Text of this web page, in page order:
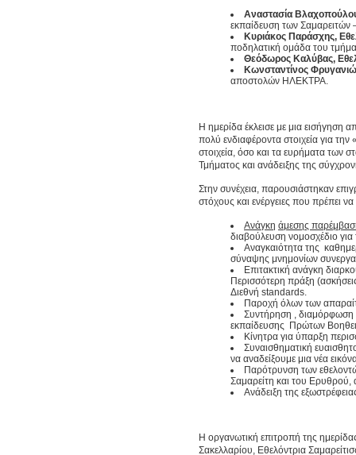
Αναστασία
εκπαίδευση των Σαμαρειτών
Κυριάκος Παράσχης,
ποδηλατική ομάδα του
Θεόδωρος Καλύβας,
Κωνσταντίνος
αποστολών ΗΛΕΚΤΡΑ.
Η ημερίδα έκλεισε με μια εισήγηση
πολύ ενδιαφέροντα στοιχεία για
στοιχεία, όσο και τα ευρήματα των
Τμήματος και ανάδειξης της
Στην συνέχεια, παρουσιάστηκαν
στόχους και ενέργειες που πρέπει να
Aνάγκη άμεσης
διαβούλευση νομοσχέδιο
Αναγκαιότητα της
σύναψης μνημονίων
Επιτακτική ανάγκη
Περισσότερη πράξη
Διεθνή standards.
Παροχή όλων των
Συντήρηση , διαμόρφωση
εκπαίδευσης Πρώτων
Kίνητρα για ύπαρξη
Συναισθηματική
να αναδείξουμε μια νέα
Παρότρυνση των
Σαμαρείτη και του
Ανάδειξη της
Η οργανωτική επιτροπή της
Σακελλαρίου, Εθελόντρια